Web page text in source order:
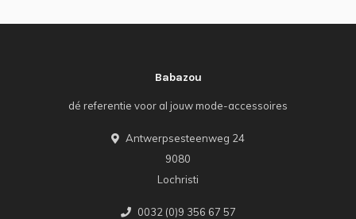
Babazou
dé referentie voor al jouw mode-accessoires
Antwerpsesteenweg 24
9080
Lochristi
0032 (0)9 356 67 57